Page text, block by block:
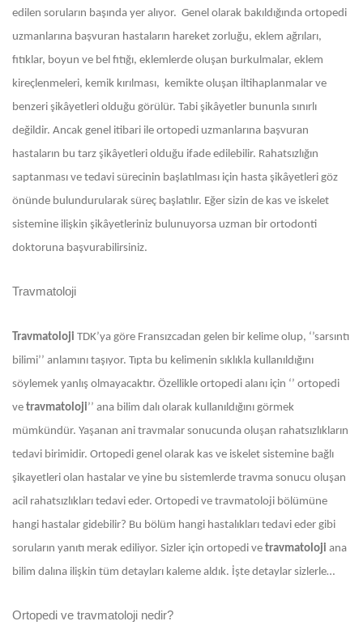
edilen soruların başında yer alıyor. Genel olarak bakıldığında ortopedi
uzmanlarına başvuran hastaların hareket zorluğu, eklem ağrıları,
fıtıklar, boyun ve bel fıtığı, eklemlerde oluşan burkulmalar, eklem
kireçlenmeleri, kemik kırılması, kemikte oluşan iltihaplanmalar ve
benzeri şikâyetleri olduğu görülür. Tabi şikâyetler bununla sınırlı
değildir. Ancak genel itibari ile ortopedi uzmanlarına başvuran
hastaların bu tarz şikâyetleri olduğu ifade edilebilir. Rahatsızlığın
saptanması ve tedavi sürecinin başlatılması için hasta şikâyetleri göz
önünde bulundurularak süreç başlatılır. Eğer sizin de kas ve iskelet
sistemine ilişkin şikâyetleriniz bulunuyorsa uzman bir ortodonti
doktoruna başvurabilirsiniz.
Travmatoloji
Travmatoloji TDK’ya göre Fransızcadan gelen bir kelime olup, ‘’sarsıntı
bilimi’’ anlamını taşıyor. Tıpta bu kelimenin sıklıkla kullanıldığını
söylemek yanlış olmayacaktır. Özellikle ortopedi alanı için ‘’ ortopedi
ve travmatoloji’’ ana bilim dalı olarak kullanıldığını görmek
mümkündür. Yaşanan ani travmalar sonucunda oluşan rahatsızlıkların
tedavi birimidir. Ortopedi genel olarak kas ve iskelet sistemine bağlı
şikayetleri olan hastalar ve yine bu sistemlerde travma sonucu oluşan
acil rahatsızlıkları tedavi eder. Ortopedi ve travmatoloji bölümüne
hangi hastalar gidebilir? Bu bölüm hangi hastalıkları tedavi eder gibi
soruların yanıtı merak ediliyor. Sizler için ortopedi ve travmatoloji ana
bilim dalına ilişkin tüm detayları kaleme aldık. İşte detaylar sizlerle…
Ortopedi ve travmatoloji nedir?